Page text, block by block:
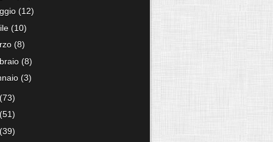
(12)
(10)
(8)
(8)
(3)
(73)
(51)
(39)